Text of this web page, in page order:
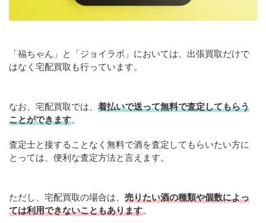
「福ちゃん」と「ジョイラボ」においては、出張買取だけで
はなく宅配買取も行っています。
なお、宅配買取では、 着払いで送って無料で査定してもらう
ことができます。
査定士と接することなく無料で酒を査定してもらいたい方に
とっては、便利な査定方法と言えます。
ただし、宅配買取の場合は、 売りたい酒の種類や個数によっ
ては利用できないこともあります。